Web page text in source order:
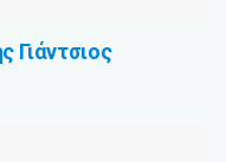
Γιάντσιος